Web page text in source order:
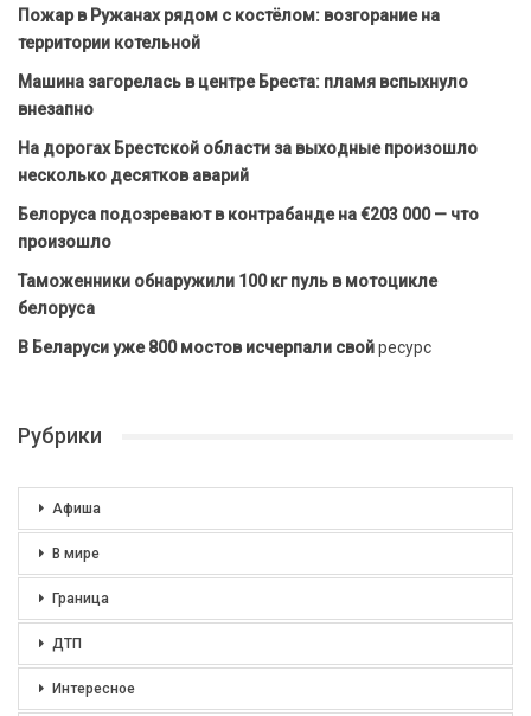
Пожар в Ружанах рядом с костёлом: возгорание на
территории котельной
Машина загорелась в центре Бреста: пламя вспыхнуло
внезапно
На дорогах Брестской области за выходные произошло
несколько десятков аварий
Белоруса подозревают в контрабанде на €203 000 — что
произошло
Таможенники обнаружили 100 кг пуль в мотоцикле
белоруса
В Беларуси уже 800 мостов исчерпали свойресурс
Рубрики
Афиша
В мире
Граница
ДТП
Интересное